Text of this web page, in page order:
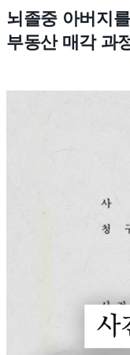
뇌졸중 아버지
부동산 매각 과